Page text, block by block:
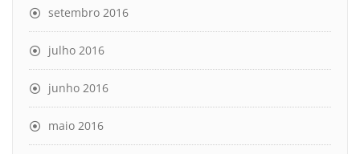
setembro 2016
julho 2016
junho 2016
maio 2016